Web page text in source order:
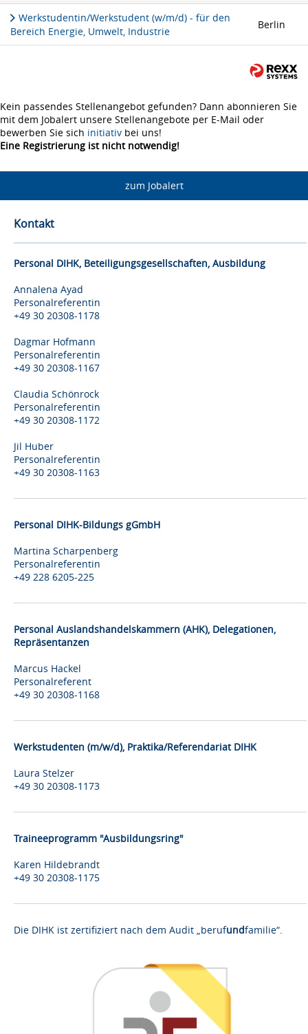
Werkstudentin/Werkstudent (w/m/d) - für den
Bereich Energie, Umwelt, Industrie
Berlin
Kein passendes Stellenangebot gefunden? Dann abonnieren Sie
mit dem Jobalert unsere Stellenangebote per E-Mail oder
bewerben Sie sich initiativ bei uns!
Eine Registrierung ist nicht notwendig!
zum Jobalert
Kontakt
Personal DIHK, Beteiligungsgesellschaften, Ausbildung
Annalena Ayad
Personalreferentin
+49 30 20308-1178
Dagmar Hofmann
Personalreferentin
+49 30 20308-1167
Claudia Schönrock
Personalreferentin
+49 30 20308-1172
Jil Huber
Personalreferentin
+49 30 20308-1163
Personal DIHK-Bildungs gGmbH
Martina Scharpenberg
Personalreferentin
+49 228 6205-225
Personal Auslandshandelskammern (AHK), Delegationen,
Repräsentanzen
Marcus Hackel
Personalreferent
+49 30 20308-1168
Werkstudenten (m/w/d), Praktika/Referendariat DIHK
Laura Stelzer
+49 30 20308-1173
Traineeprogramm "Ausbildungsring"
Karen Hildebrandt
+49 30 20308-1175
Die DIHK ist zertifiziert nach dem Audit „berufundfamilie“.